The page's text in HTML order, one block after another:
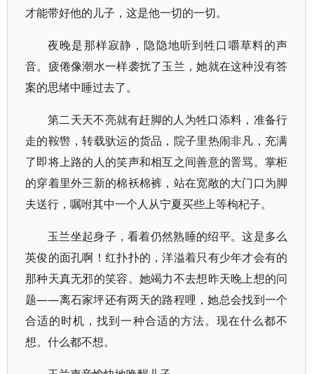
才能带好他的儿子，这是他一切的一切。
夜晚是那样寂静，隐隐地听到牲口嚼草料的声
音。疲倦像潮水一样袭扰了玉兰，她就在这种没有答
案的思绪中睡过去了。
第二天天不亮就有赶脚的人为牲口添料，准备行
走的鞍辔，转载驮运的货品，院子里热闹非凡，充满
了即将上路的人的笑声和相互之间善意的詈骂。掌柜
的穿着里外三新的棉袄棉裤，站在宽敞的大门口为脚
夫送行，嘱咐其中一个人从宁夏买些上等枸杞子。
玉兰坐起身子，看着仍然熟睡的绍平。这是多么
英俊的面孔啊！红扑扑的，洋溢着只有少年才会有的
那种天真无邪的笑容。她竭力不去想昨天晚上想的问
题——离石家坪还有两天的路程哩，她总会找到一个
合适的时机，找到一种合适的方法。现在什么都不
想。什么都不想。